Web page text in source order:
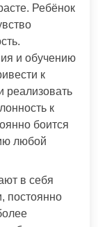
Ребёнок
и обучению
к
реализовать
к
боится
любой
в себя
постоянно